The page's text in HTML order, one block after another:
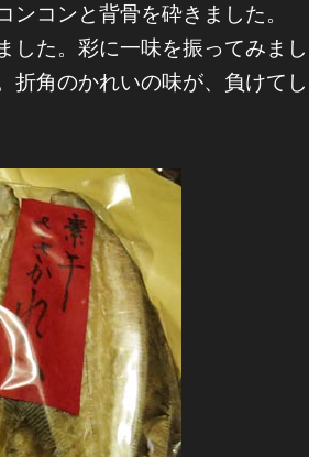
コンと背骨を砕きました。
た。彩に一味を振ってみまし
折角のかれいの味が、負けてし